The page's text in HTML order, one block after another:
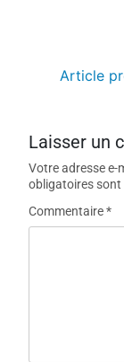
Article
Laisser un
Votre adresse e-
obligatoires
Commentaire*